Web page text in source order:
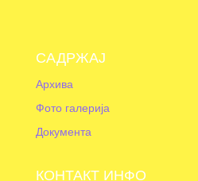
САДРЖАЈ
Архива
Фото галерија
Документа
КОНТАКТ ИНФО